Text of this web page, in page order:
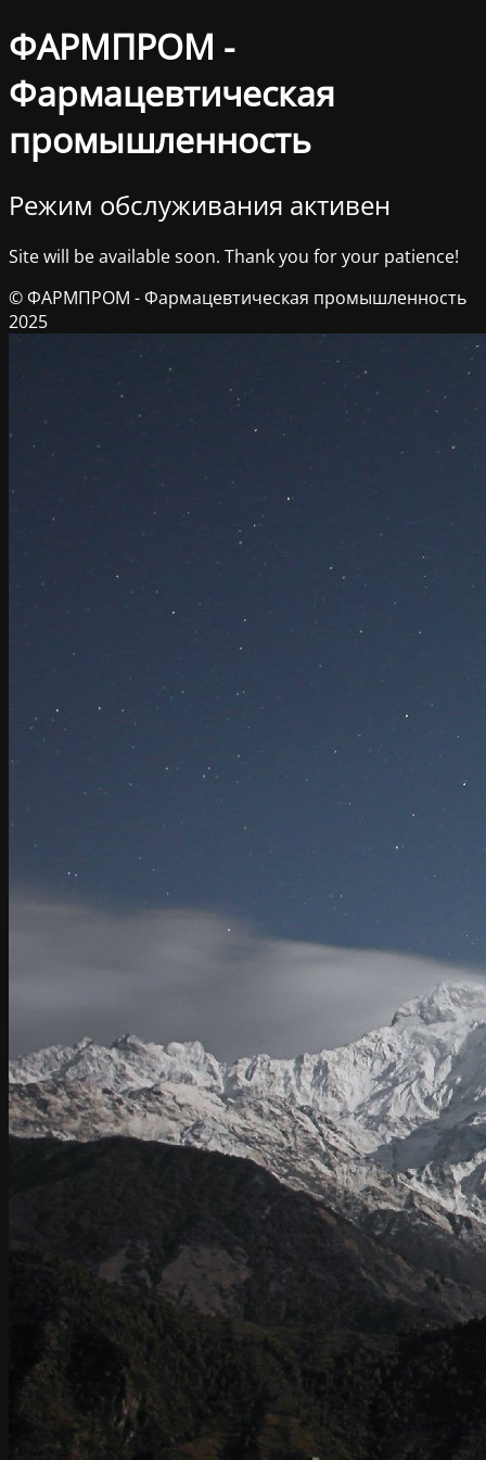
ФАРМПРОМ -
Фармацевтическая
промышленность
Режим обслуживания активен
Site will be available soon. Thank you for your patience!
© ФАРМПРОМ - Фармацевтическая промышленность
2025